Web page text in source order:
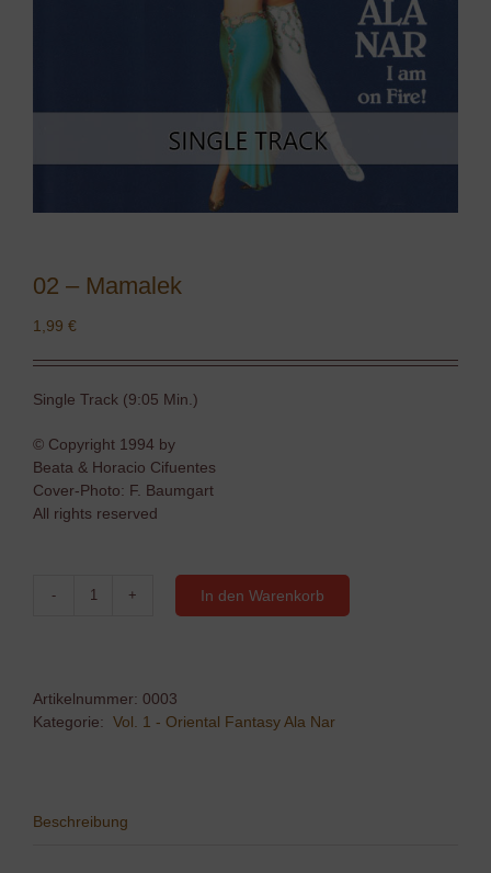
02 – Mamalek
1,99 €
Single Track (9:05 Min.)
© Copyright 1994 by
Beata & Horacio Cifuentes
Cover-Photo: F. Baumgart
All rights reserved
02
In den Warenkorb
Artikelnummer: 0003
Kategorie: Vol. 1 - Oriental Fantasy Ala Nar
Beschreibung